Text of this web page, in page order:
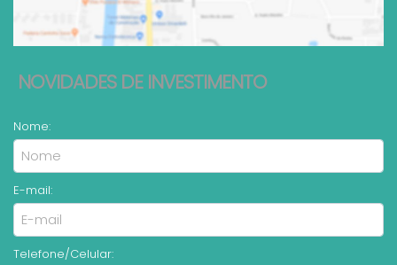
NOVIDADES DE INVESTIMENTO
Nome:
E-mail:
Telefone/Celular: